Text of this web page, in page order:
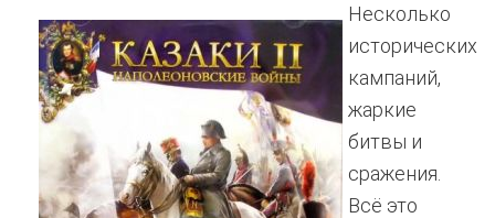
Несколько
исторических
кампаний,
жаркие
битвы и
сражения.
Всё это